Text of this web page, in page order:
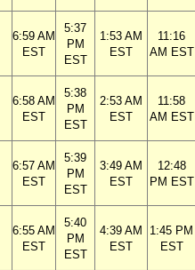
6:59 AM
EST
5:37
PM
EST
1:53 AM
EST
11:16
AM EST
6:58 AM
EST
5:38
PM
EST
2:53 AM
EST
11:58
AM EST
6:57 AM
EST
5:39
PM
EST
3:49 AM
EST
12:48
PM EST
6:55 AM
EST
5:40
PM
EST
4:39 AM
EST
1:45 PM
EST